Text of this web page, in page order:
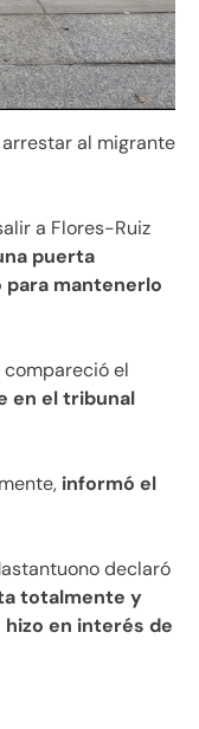
al migrante
a Flores-Ruiz
puerta
para mantenerlo
compareció el
en el tribunal
informó el
declaró
totalmente y
en interés de